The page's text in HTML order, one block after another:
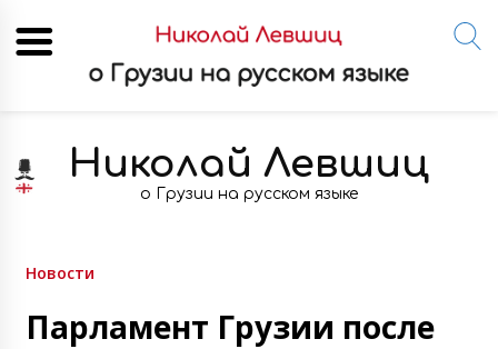
content
Николай Левшиц
о Грузии на русском языке
Новости
Парламент Грузии после